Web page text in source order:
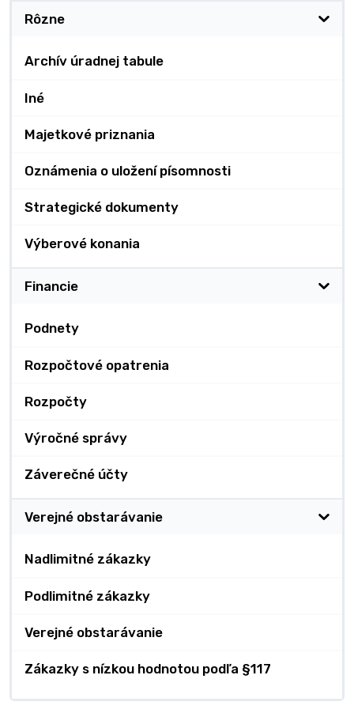
Rôzne
Archív úradnej tabule
Iné
Majetkové priznania
Oznámenia o uložení písomnosti
Strategické dokumenty
Výberové konania
Financie
Podnety
Rozpočtové opatrenia
Rozpočty
Výročné správy
Záverečné účty
Verejné obstarávanie
Nadlimitné zákazky
Podlimitné zákazky
Verejné obstarávanie
Zákazky s nízkou hodnotou podľa §117